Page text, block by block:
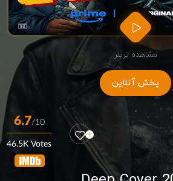
مشاهده تریلر
پخش آنلاین
6.7/10
46.5K Votes